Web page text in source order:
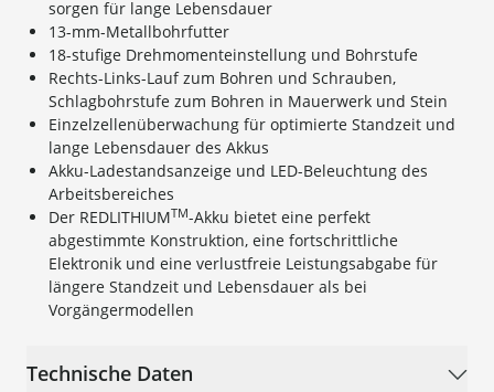
sorgen für lange Lebensdauer
13-mm-Metallbohrfutter
18-stufige Drehmomenteinstellung und Bohrstufe
Rechts-Links-Lauf zum Bohren und Schrauben,
Schlagbohrstufe zum Bohren in Mauerwerk und Stein
Einzelzellenüberwachung für optimierte Standzeit und
lange Lebensdauer des Akkus
Akku-Ladestandsanzeige und LED-Beleuchtung des
Arbeitsbereiches
Der REDLITHIUMTM-Akku bietet eine perfekt
abgestimmte Konstruktion, eine fortschrittliche
Elektronik und eine verlustfreie Leistungsabgabe für
längere Standzeit und Lebensdauer als bei
Vorgängermodellen
Technische Daten